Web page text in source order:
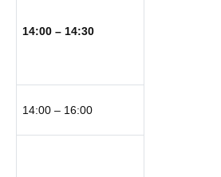
14:00 – 14:30
14:00 – 16:00